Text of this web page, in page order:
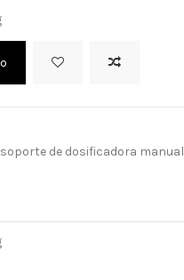
soporte de dosificadora manual